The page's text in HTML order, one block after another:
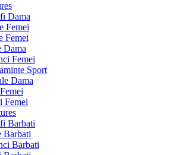
Dama
Femei
Femei
Dama
Femei
Sport
Dama
Femei
Barbati
Barbati
Barbati